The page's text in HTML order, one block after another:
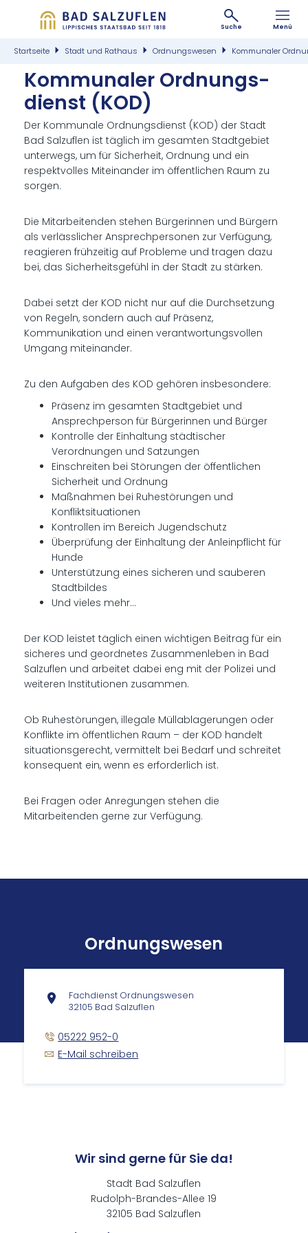
Suche Menü
Startseite Stadt und Rathaus Ordnungswesen Kommunaler
Kom­mu­na­ler Ord­nungs­
dienst (KOD)
Der Kommunale Ordnungsdienst (KOD) der Stadt
Bad Salzuflen ist täglich im gesamten Stadtgebiet
unterwegs, um für Sicherheit, Ordnung und ein
respektvolles Miteinander im öffentlichen Raum zu
sorgen.
Die Mitarbeitenden stehen Bürgerinnen und Bürgern
als verlässlicher Ansprechpersonen zur Verfügung,
reagieren frühzeitig auf Probleme und tragen dazu
bei, das Sicherheitsgefühl in der Stadt zu stärken.
Dabei setzt der KOD nicht nur auf die Durchsetzung
von Regeln, sondern auch auf Präsenz,
Kommunikation und einen verantwortungsvollen
Umgang miteinander.
Zu den Aufgaben des KOD gehören insbesondere:
Präsenz im gesamten Stadtgebiet und
Ansprechperson für Bürgerinnen und Bürger
Kontrolle der Einhaltung städtischer
Verordnungen und Satzungen
Einschreiten bei Störungen der öffentlichen
Sicherheit und Ordnung
Maßnahmen bei Ruhestörungen und
Konfliktsituationen
Kontrollen im Bereich Jugendschutz
Überprüfung der Einhaltung der Anleinpflicht für
Hunde
Unterstützung eines sicheren und sauberen
Stadtbildes
Und vieles mehr…
Der KOD leistet täglich einen wichtigen Beitrag für ein
sicheres und geordnetes Zusammenleben in Bad
Salzuflen und arbeitet dabei eng mit der Polizei und
weiteren Institutionen zusammen.
Ob Ruhestörungen, illegale Müllablagerungen oder
Konflikte im öffentlichen Raum – der KOD handelt
situationsgerecht, vermittelt bei Bedarf und schreitet
konsequent ein, wenn es erforderlich ist.
Bei Fragen oder Anregungen stehen die
Mitarbeitenden gerne zur Verfügung.
Ordnungswesen
Fachdienst Ordnungswesen
32105 Bad Salzuflen
05222 952-0
E-Mail schreiben
Wir sind gerne für Sie da!
Stadt Bad Salzuflen
Rudolph-Brandes-Allee 19
32105 Bad Salzuflen